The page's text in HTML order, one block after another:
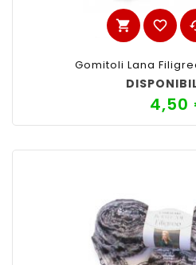
shopping_cart favorite_border
Gomitoli Lana
4,50